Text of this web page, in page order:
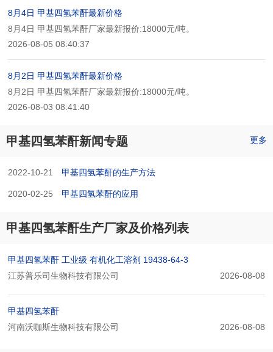
8月4日 甲基四氢苯酐最新价格
8月4日 甲基四氢苯酐厂家最新报价:18000元/吨。
2026-08-05 08:40:37
8月2日 甲基四氢苯酐最新价格
8月2日 甲基四氢苯酐厂家最新报价:18000元/吨。
2026-08-03 08:41:40
甲基四氢苯酐新闻专题 更多
2022-10-21 甲基四氢苯酐的生产方法
2020-02-25 甲基四氢苯酐的应用
甲基四氢苯酐生产厂家及价格列表
甲基四氢苯酐 工业级 有机化工溶剂 19438-64-3
江苏普乐司生物科技有限公司
2026-08-08
甲基四氢苯酐
河南沃咖斯生物科技有限公司
2026-08-08